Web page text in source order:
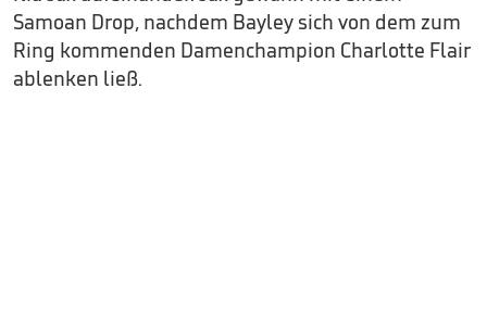
Samoan Drop, nachdem Bayley sich von dem zum
Ring kommenden Damenchampion Charlotte Flair
ablenken ließ.